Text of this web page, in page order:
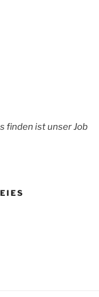
finden ist unser Job